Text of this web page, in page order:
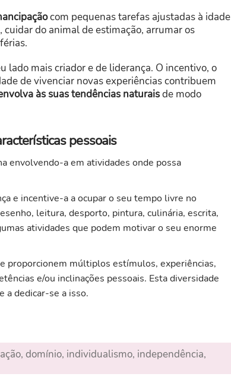
com pequenas tarefas ajustadas à idade
do animal de estimação, arrumar os
lado mais criador e de liderança. O incentivo, o
de vivenciar novas experiências contribuem
às suas tendências naturaisde modo
pessoais
envolvendo-a em atividades onde possa
e incentive-a a ocupar o seu tempo livre no
leitura, desporto, pintura, culinária, escrita,
atividades que podem motivar o seu enorme
proporcionem múltiplos estímulos, experiências,
e/ou inclinações pessoais. Esta diversidade
a dedicar-se a isso.
domínio, individualismo, independência,